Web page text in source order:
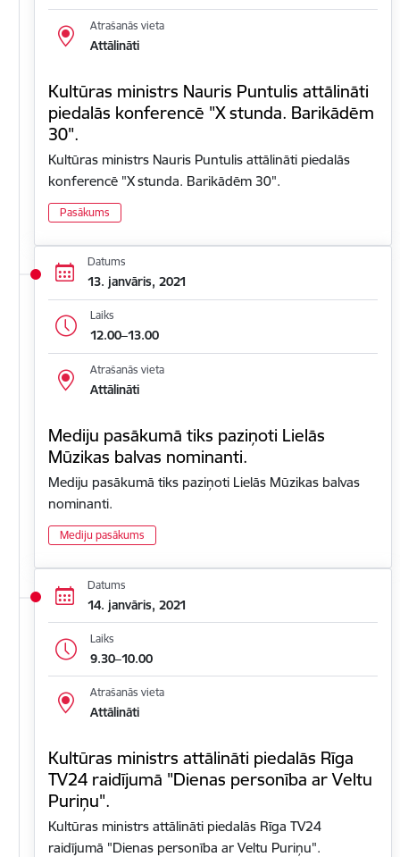
Atrašanās vieta
Attālināti
Kultūras ministrs Nauris Puntulis attālināti
piedalās konferencē "X stunda. Barikādēm
30".
Kultūras ministrs Nauris Puntulis attālināti piedalās
konferencē "X stunda. Barikādēm 30".
Pasākums
Datums
13. janvāris, 2021
Laiks
12.00–13.00
Atrašanās vieta
Attālināti
Mediju pasākumā tiks paziņoti Lielās
Mūzikas balvas nominanti.
Mediju pasākumā tiks paziņoti Lielās Mūzikas balvas
nominanti.
Mediju pasākums
Datums
14. janvāris, 2021
Laiks
9.30–10.00
Atrašanās vieta
Attālināti
Kultūras ministrs attālināti piedalās Rīga
TV24 raidījumā "Dienas personība ar Veltu
Puriņu".
Kultūras ministrs attālināti piedalās Rīga TV24
raidījumā "Dienas personība ar Veltu Puriņu".